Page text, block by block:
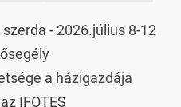
- 2026.július 8-12
a házigazdája
IFOTES